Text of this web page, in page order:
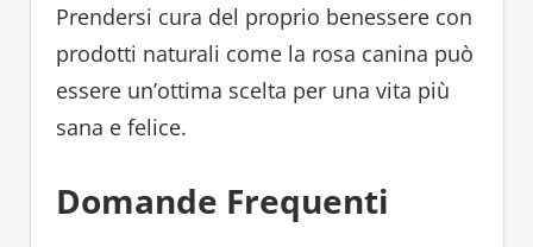
Prendersi cura del proprio benessere con
prodotti naturali come la rosa canina può
essere un’ottima scelta per una vita più
sana e felice.
Domande Frequenti